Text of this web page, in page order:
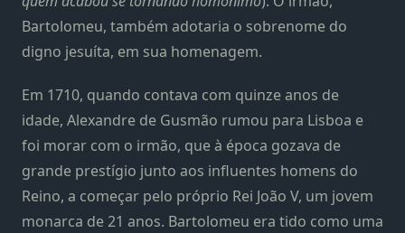
Bartolomeu, também adotaria o sobrenome do
digno jesuíta, em sua homenagem.
Em 1710, quando contava com quinze anos de
idade, Alexandre de Gusmão rumou para Lisboa e
foi morar com o irmão, que à época gozava de
grande prestígio junto aos influentes homens do
Reino, a começar pelo próprio Rei João V, um jovem
monarca de 21 anos. Bartolomeu era tido como uma